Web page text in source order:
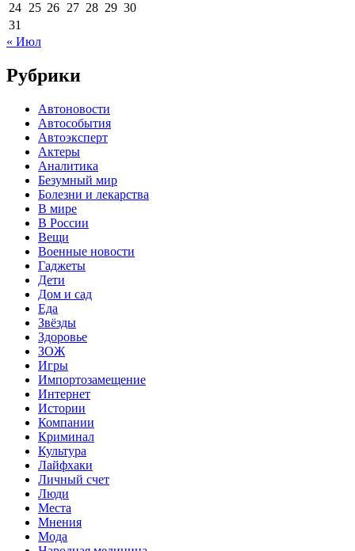
24 25 26 27 28 29 30
31
« Июл
Рубрики
Автоновости
Автособытия
Автоэксперт
Актеры
Аналитика
Безумный мир
Болезни и лекарства
В мире
В России
Вещи
Военные новости
Гаджеты
Дети
Дом и сад
Еда
Звёзды
Здоровье
ЗОЖ
Игры
Импортозамещение
Интернет
Истории
Компании
Криминал
Культура
Лайфхаки
Личный счет
Люди
Места
Мнения
Мода